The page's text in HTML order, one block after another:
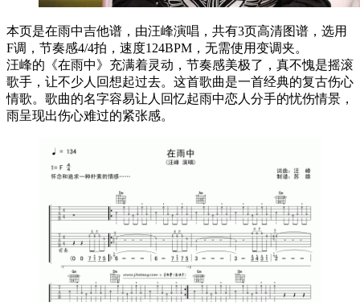
本页是在雨中吉他谱，由汪峰演唱，共有3页高清图谱，选用
F调，节奏感4/4拍，速度124BPM，无需使用变调夹。
汪峰的《在雨中》充满着灵动，节奏感美极了，真不愧是摇滚
歌手，让不少人回想起过去。这首歌曲是一首经典的复古伤心
情歌。歌曲的名字容易让人回忆起雨中恋人分手的忧伤情景，
雨呈现出伤心难过的紧张感。